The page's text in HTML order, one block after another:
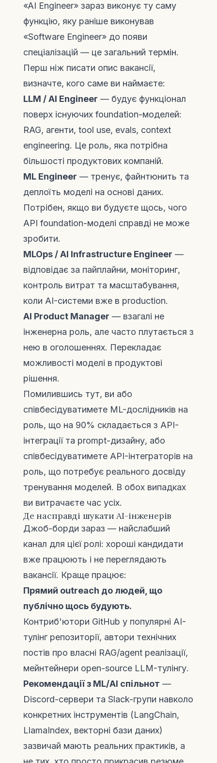
«AI Engineer» зараз виконує ту саму
функцію, яку раніше виконував
«Software Engineer» до появи
спеціалізацій — це загальний термін.
Перш ніж писати опис вакансії,
визначте, кого саме ви наймаєте:
LLM / AI Engineer — будує функціонал
поверх існуючих foundation-моделей:
RAG, агенти, tool use, evals, context
engineering. Це роль, яка потрібна
більшості продуктових компаній.
ML Engineer — тренує, файнтюнить та
деплоїть моделі на основі даних.
Потрібен, якщо ви будуєте щось, чого
API foundation-моделі справді не може
зробити.
MLOps / AI Infrastructure Engineer —
відповідає за пайплайни, моніторинг,
контроль витрат та масштабування,
коли AI-системи вже в production.
AI Product Manager — взагалі не
інженерна роль, але часто плутається з
нею в оголошеннях. Перекладає
можливості моделі в продуктові
рішення.
Помилившись тут, ви або
співбесідуватимете ML-дослідників на
роль, що на 90% складається з API-
інтеграції та prompt-дизайну, або
співбесідуватимете API-інтеграторів на
роль, що потребує реального досвіду
тренування моделей. В обох випадках
ви витрачаєте час усіх.
Де насправді шукати AI-інженерів
Джоб-борди зараз — найслабший
канал для цієї ролі: хороші кандидати
вже працюють і не переглядають
вакансії. Краще працює:
Прямий outreach до людей, що
публічно щось будують.
Контриб'ютори GitHub у популярні AI-
тулінг репозиторії, автори технічних
постів про власні RAG/agent реалізації,
мейнтейнери open-source LLM-тулінгу.
Рекомендації з ML/AI спільнот —
Discord-сервери та Slack-групи навколо
конкретних інструментів (LangChain,
LlamaIndex, векторні бази даних)
зазвичай мають реальних практиків, а